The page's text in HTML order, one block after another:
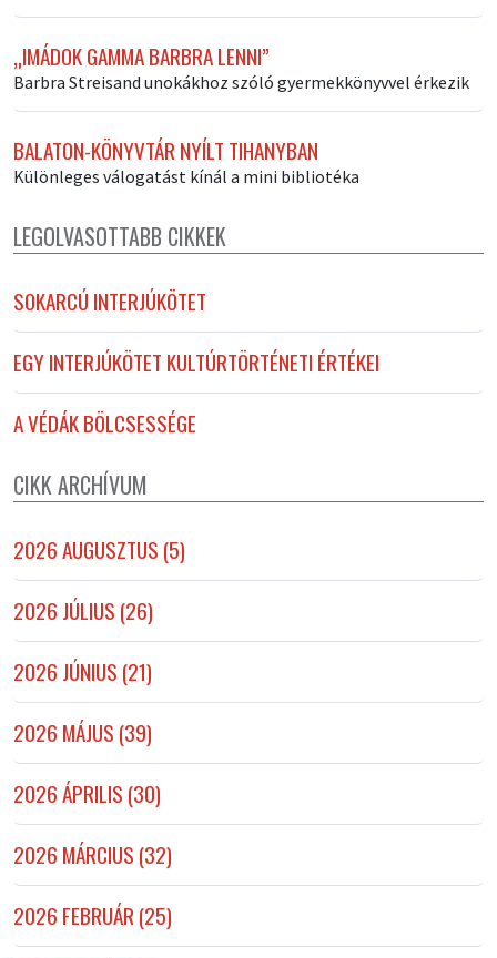
„IMÁDOK GAMMA BARBRA LENNI”
Barbra Streisand unokákhoz szóló gyermekkönyvvel érkezik
BALATON-KÖNYVTÁR NYÍLT TIHANYBAN
Különleges válogatást kínál a mini bibliotéka
LEGOLVASOTTABB CIKKEK
SOKARCÚ INTERJÚKÖTET
EGY INTERJÚKÖTET KULTÚRTÖRTÉNETI ÉRTÉKEI
A VÉDÁK BÖLCSESSÉGE
CIKK ARCHÍVUM
2026 AUGUSZTUS (5)
2026 JÚLIUS (26)
2026 JÚNIUS (21)
2026 MÁJUS (39)
2026 ÁPRILIS (30)
2026 MÁRCIUS (32)
2026 FEBRUÁR (25)